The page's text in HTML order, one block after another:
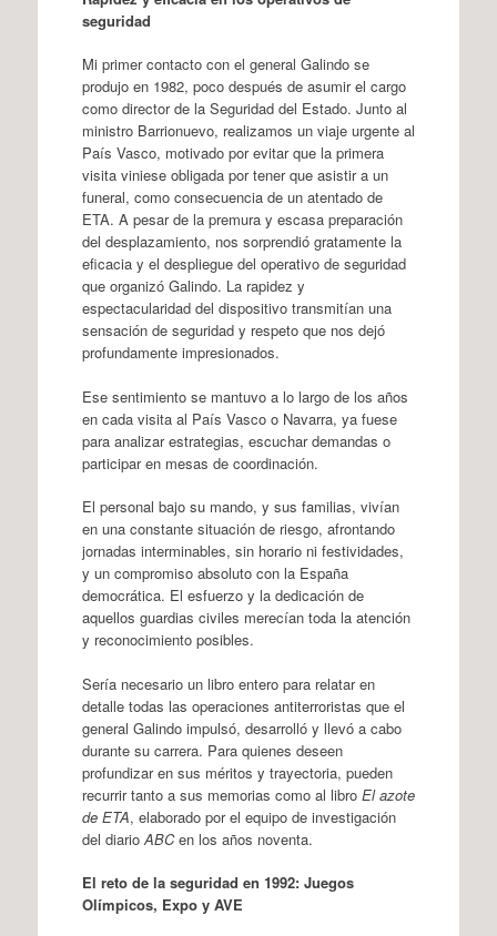
seguridad
Mi primer contacto con el general Galindo se
produjo en 1982, poco después de asumir el cargo
como director de la Seguridad del Estado. Junto al
ministro Barrionuevo, realizamos un viaje urgente al
País Vasco, motivado por evitar que la primera
visita viniese obligada por tener que asistir a un
funeral, como consecuencia de un atentado de
ETA. A pesar de la premura y escasa preparación
del desplazamiento, nos sorprendió gratamente la
eficacia y el despliegue del operativo de seguridad
que organizó Galindo. La rapidez y
espectacularidad del dispositivo transmitían una
sensación de seguridad y respeto que nos dejó
profundamente impresionados.
Ese sentimiento se mantuvo a lo largo de los años
en cada visita al País Vasco o Navarra, ya fuese
para analizar estrategias, escuchar demandas o
participar en mesas de coordinación.
El personal bajo su mando, y sus familias, vivían
en una constante situación de riesgo, afrontando
jornadas interminables, sin horario ni festividades,
y un compromiso absoluto con la España
democrática. El esfuerzo y la dedicación de
aquellos guardias civiles merecían toda la atención
y reconocimiento posibles.
Sería necesario un libro entero para relatar en
detalle todas las operaciones antiterroristas que el
general Galindo impulsó, desarrolló y llevó a cabo
durante su carrera. Para quienes deseen
profundizar en sus méritos y trayectoria, pueden
recurrir tanto a sus memorias como al libro El azote
de ETA, elaborado por el equipo de investigación
del diario ABCen los años noventa.
El reto de la seguridad en 1992: Juegos
Olímpicos, Expo y AVE